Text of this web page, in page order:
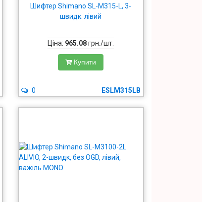
Шифтер Shimano SL-M315-L, 3-
швидк. лівий
Ціна: 965.08грн./шт.
Купити
ESLM315LB
0